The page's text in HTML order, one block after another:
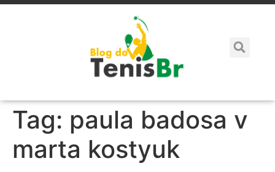
Tag: paula badosa v
marta kostyuk